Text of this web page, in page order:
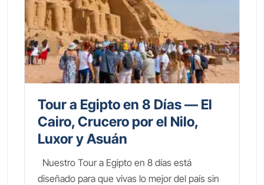
Tour a Egipto en 8 Días — El
Cairo, Crucero por el Nilo,
Luxor y Asuán
Nuestro Tour a Egipto en 8 días está
diseñado para que vivas lo mejor del país sin